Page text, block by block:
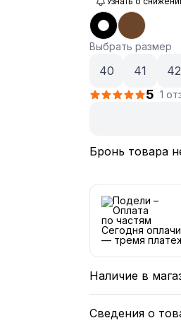
Выбрать размер
40 41 42
5 1
Бронь товара
Сегодня
— тремя
Наличие в
Сведения о